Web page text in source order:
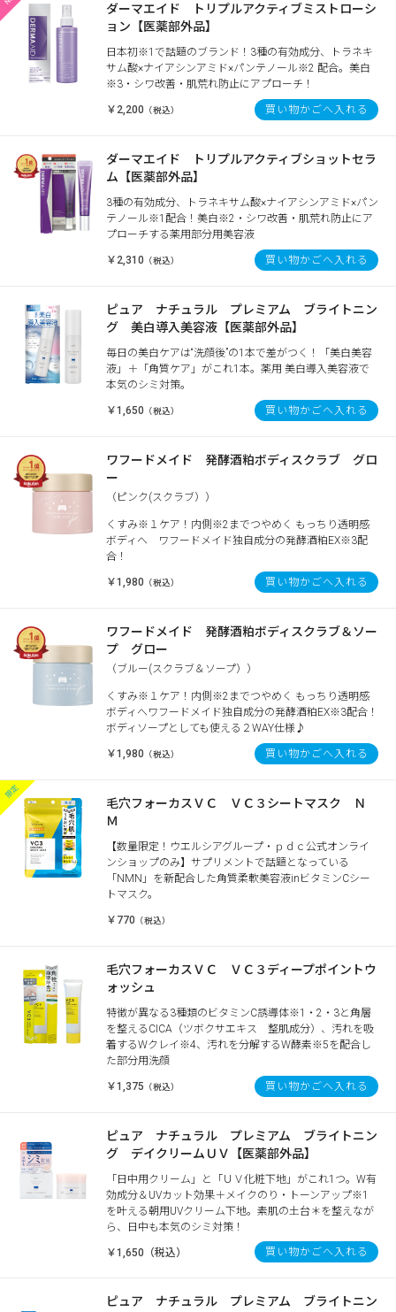
ダーマエイド トリプルアクティブミストローシ
ョン【医薬部外品】
日本初※1で話題のブランド！3種の有効成分、トラネキ
サム酸×ナイアシンアミド×パンテノール※2 配合。美白
※3・シワ改善・肌荒れ防止にアプローチ！
￥2,200 （税込） 買い物かごへ入れる
ダーマエイド トリプルアクティブショットセラ
ム【医薬部外品】
3種の有効成分、トラネキサム酸×ナイアシンアミド×パン
テノール※1配合！美白※2・シワ改善・肌荒れ防止にア
プローチする薬用部分用美容液
￥2,310 （税込） 買い物かごへ入れる
ピュア ナチュラル プレミアム ブライトニン
グ 美白導入美容液【医薬部外品】
毎日の美白ケアは“洗顔後”の1本で差がつく！「美白美容
液」＋「角質ケア」がこれ1本。薬用 美白導入美容液で
本気のシミ対策。
￥1,650 （税込） 買い物かごへ入れる
ワフードメイド 発酵酒粕ボディスクラブ グロ
ー
（ピンク(スクラブ））
くすみ※１ケア！内側※2までつやめく もっちり透明感
ボディへ ワフードメイド独自成分の発酵酒粕EX※3配
合！
￥1,980 （税込） 買い物かごへ入れる
ワフードメイド 発酵酒粕ボディスクラブ＆ソー
プ グロー
（ブルー(スクラブ＆ソープ））
くすみ※１ケア！内側※2までつやめく もっちり透明感
ボディへワフードメイド独自成分の発酵酒粕EX※3配合！
ボディソープとしても使える２WAY仕様♪
￥1,980 （税込） 買い物かごへ入れる
毛穴フォーカスＶＣ ＶＣ３シートマスク Ｎ
Ｍ
【数量限定！ウエルシアグループ・ｐｄｃ公式オンライ
ンショップのみ】サプリメントで話題となっている
「NMN」を新配合した角質柔軟美容液inビタミンCシー
トマスク。
￥770 （税込）
毛穴フォーカスＶＣ ＶＣ３ディープポイントウ
ォッシュ
特徴が異なる3種類のビタミンC誘導体※1・2・3と角層
を整えるCICA（ツボクサエキス 整肌成分）、汚れを吸
着するWクレイ※4、汚れを分解するW酵素※5を配合し
た部分用洗顔
￥1,375 （税込） 買い物かごへ入れる
ピュア ナチュラル プレミアム ブライトニン
グ デイクリームＵＶ【医薬部外品】
「日中用クリーム」と「ＵＶ化粧下地」がこれ1つ。W有
効成分＆UVカット効果＋メイクのり・トーンアップ※1
を叶える朝用UVクリーム下地。素肌の土台＊を整えなが
ら、日中も本気のシミ対策！
￥1,650（税込） 買い物かごへ入れる
ピュア ナチュラル プレミアム ブライトニン